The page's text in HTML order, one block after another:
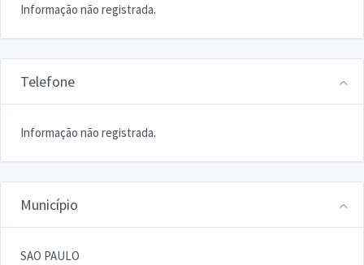
Informação não registrada.
Telefone
Informação não registrada.
Município
SAO PAULO